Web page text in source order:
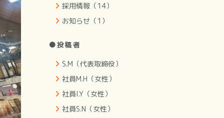
採用情報（14）
お知らせ（1）
●投稿者
S.M（代表取締役）
社員M.H（女性）
社員I.Y（女性）
社員S.N（女性）